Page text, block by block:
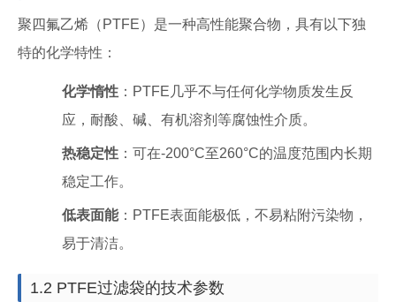
聚四氟乙烯（PTFE）是一种高性能聚合物，具有以下独
特的化学特性：
化学惰性 ：PTFE几乎不与任何化学物质发生反
应，耐酸、碱、有机溶剂等腐蚀性介质。
热稳定性 ：可在-200°C至260°C的温度范围内长期
稳定工作。
低表面能：PTFE表面能极低，不易粘附污染物，
易于清洁。
1.2 PTFE过滤袋的技术参数